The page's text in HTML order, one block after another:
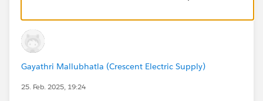
Gayathri Mallubhatla (Crescent Electric Supply)
25. Feb. 2025, 19:24